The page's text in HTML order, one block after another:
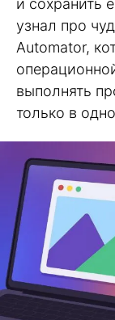
и сохранить
узнал про
Automator,
выполнять
только в